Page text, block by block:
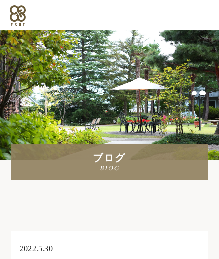
施設情報
企業情報
採用情報
よくある質問
ブログ
blog
2022.5.30